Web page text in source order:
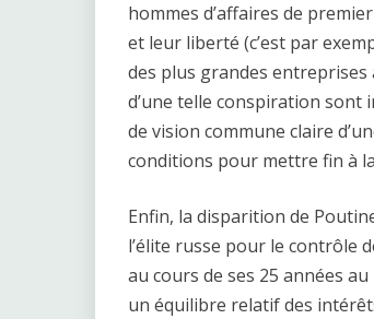
hommes d’affaires de
et leur liberté (c’est par
des plus grandes entreprises
d’une telle conspiration sont
de vision commune claire
conditions pour mettre fin à
Enfin, la disparition de
l’élite russe pour le contrôle
au cours de ses 25 années
un équilibre relatif des